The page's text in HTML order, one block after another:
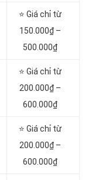
⭐ Giá chỉ từ
150.000₫ –
500.000₫
⭐ Giá chỉ từ
200.000₫ –
600.000₫
⭐ Giá chỉ từ
200.000₫ –
600.000₫